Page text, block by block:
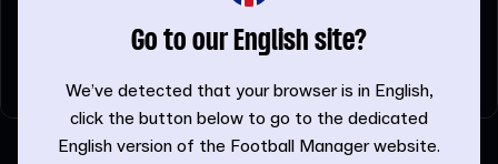
Chacun de ces choix de réputation a un impact sur le
Go to our English site?
We’ve detected that your browser is in English,
click the button below to go to the dedicated
English version of the Football Manager website.